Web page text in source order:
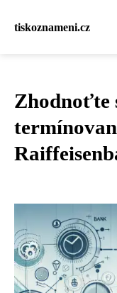
tiskoznameni.cz
Zhodnoťte